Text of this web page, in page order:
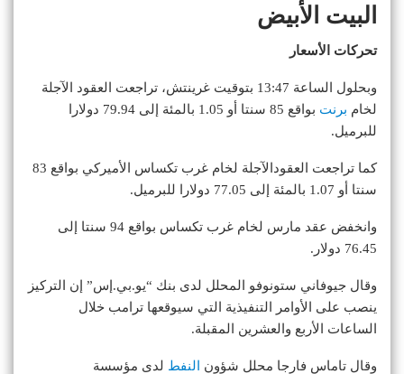
البيت الأبيض
تحركات الأسعار
وبحلول الساعة 13:47 بتوقيت غرينتش، تراجعت العقود الآجلة
لخام برنت
بواقع 85 سنتا أو 1.05 بالمئة إلى 79.94 دولارا
للبرميل.
كما تراجعت العقودالآجلة لخام غرب تكساس الأميركي بواقع 83
سنتا أو 1.07 بالمئة إلى 77.05 دولارا للبرميل.
وانخفض عقد مارس لخام غرب تكساس بواقع 94 سنتا إلى
76.45 دولار.
وقال جيوفاني ستونوفو المحلل لدى بنك “يو.بي.إس” إن التركيز
ينصب على الأوامر التنفيذية التي سيوقعها ترامب خلال
الساعات الأربع والعشرين المقبلة.
وقال تاماس فارجا محلل شؤون النفط لدى مؤسسة